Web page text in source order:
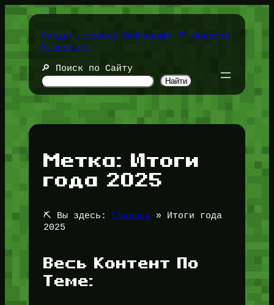
Перейти
содержимомуСоздать сервер Майнкрафт ⛏️ Новости
Minecraft
🔎 Поиск по Сайту
Найти
Метка: Итоги
года 2025
⛏️ Вы здесь: Главная » Итоги года
2025
Весь Контент По
Теме: